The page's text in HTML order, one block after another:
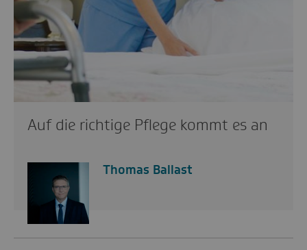
Auf die richtige Pflege kommt es an
Thomas Ballast